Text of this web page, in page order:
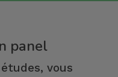
panel
vous